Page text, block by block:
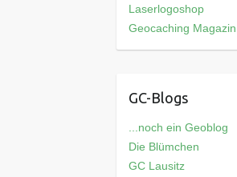
Laserlogoshop
Geocaching Magazin
GC-Blogs
...noch ein Geoblog
Die Blümchen
GC Lausitz